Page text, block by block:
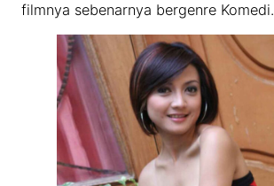
filmnya sebenarnya bergenre Komedi.